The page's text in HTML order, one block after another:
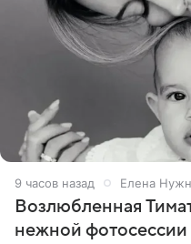
9 часов назад Елена
Возлюбленная
нежной фотосессии